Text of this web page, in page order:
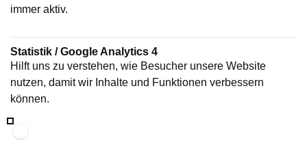
immer aktiv.
Statistik / Google Analytics 4
Hilft uns zu verstehen, wie Besucher unsere Website
nutzen, damit wir Inhalte und Funktionen verbessern
können.